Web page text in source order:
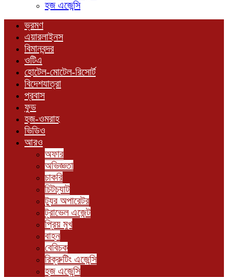
হজ এজেন্সি
ভ্রমণ
এয়ারলাইনস
বিমানবন্দর
ওটিএ
হোটেল-মোটেল-রিসোর্ট
বিদেশযাত্রা
প্রবাস
ফুড
হজ-ওমরাহ
ভিডিও
আরও
অফার
অভিজ্ঞতা
চাকরি
চিটচ্যাট
ট্যুর অপারেটর
ট্রাভেল এজেন্ট
প্রিয় মুখ
বাহন
বেবিচক
রিক্রুটিং এজেন্সি
হজ এজেন্সি